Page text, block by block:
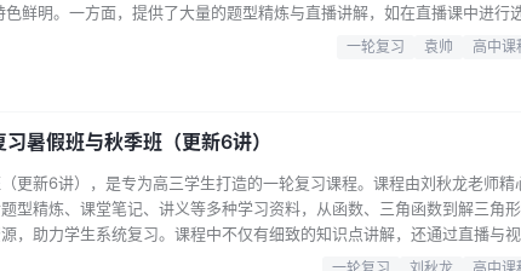
鲜明。一方面，提供了大量的题型精炼与直播讲解，如在直播课中进行
掌握不同题型的解题思路和技巧。另一方面，配套了详实的课堂笔记和丰
加油包以及2016 - 2021年真题分类汇编等，助力学生巩固所学知识，熟
一轮复习 袁帅 高中课
暑假班与秋季班（更新6讲）
更新6讲），是专为高三学生打造的一轮复习课程。课程由刘秋龙老师精
型精炼、课堂笔记、讲义等多种学习资料，从函数、三角函数到解三角
，助力学生系统复习。课程中不仅有细致的知识点讲解，还通过直播与视
技巧。课程的特色在于，提供了刘秋龙老师的黑马120模块题题库等独家